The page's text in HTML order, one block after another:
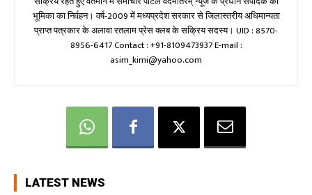
भूमिका का निर्वहन। वर्ष-2009 में मध्यप्रदेश सरकार से जिलास्तरीय अधिमान्यता
प्राप्त पत्रकार के अलावा रतलाम प्रेस क्लब के सक्रिय सदस्य। UID : 8570-
8956-6417 Contact : +91-8109473937 E-mail :
asim_kimi@yahoo.com
LATEST NEWS